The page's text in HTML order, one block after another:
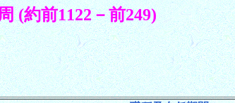
(約前1122－前249)